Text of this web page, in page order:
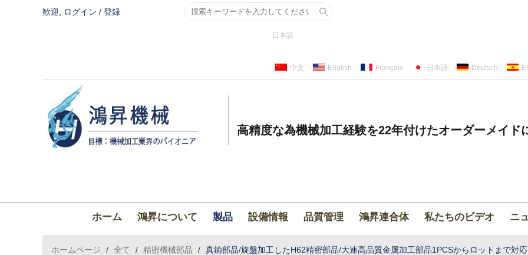
歓迎, ログイン / 登録
日本語
中文 English Français 日本語 Deutsch
高精度な為機械加工経験を22年付けたオーダーメイド
ホーム 鴻昇について 製品 設備情報 品質管理 鴻昇連合体 私たちのビデオ ニ
ホームページ / 全て / 精密機械部品 / 真鍮部品/旋盤加工したH62精密部品/大連高品質金属加工部品1PCSからロットまで対